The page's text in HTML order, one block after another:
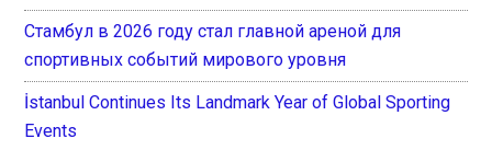
Стамбул в 2026 году стал главной ареной для
спортивных событий мирового уровня
İstanbul Continues Its Landmark Year of Global Sporting
Events